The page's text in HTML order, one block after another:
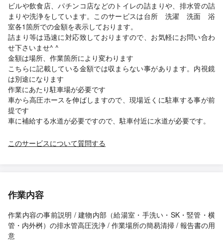
ビルや飲食店、パチンコ店などのトイレの詰まりや、排水管の詰
まりや洗浄をしています。このサービスは台所 洗濯 洗面 浴
室各1箇所での金額を表示しております。
詰まり等は迅速に対応致しておりますので、お気軽にお問い合わ
せ下さいませ^ ^
金額は場所、作業箇所により変わります
こちらに記載している金額では収まらない事があります。内視鏡
は別途になります
作業にあたり駐車場が必要です
車から高圧ホースを伸ばしますので、現場近くに駐車する事が前
提です
車に補給する水道が必要ですので、駐車付近に水道が必要です。
このサービスについて質問する
作業内容
作業内容の事前説明 / 建物内部（給湯室・手洗い・SK・竪管・横
管・内外桝）の排水管高圧洗浄 / 作業場所の簡易清掃 / 報告書の用
意